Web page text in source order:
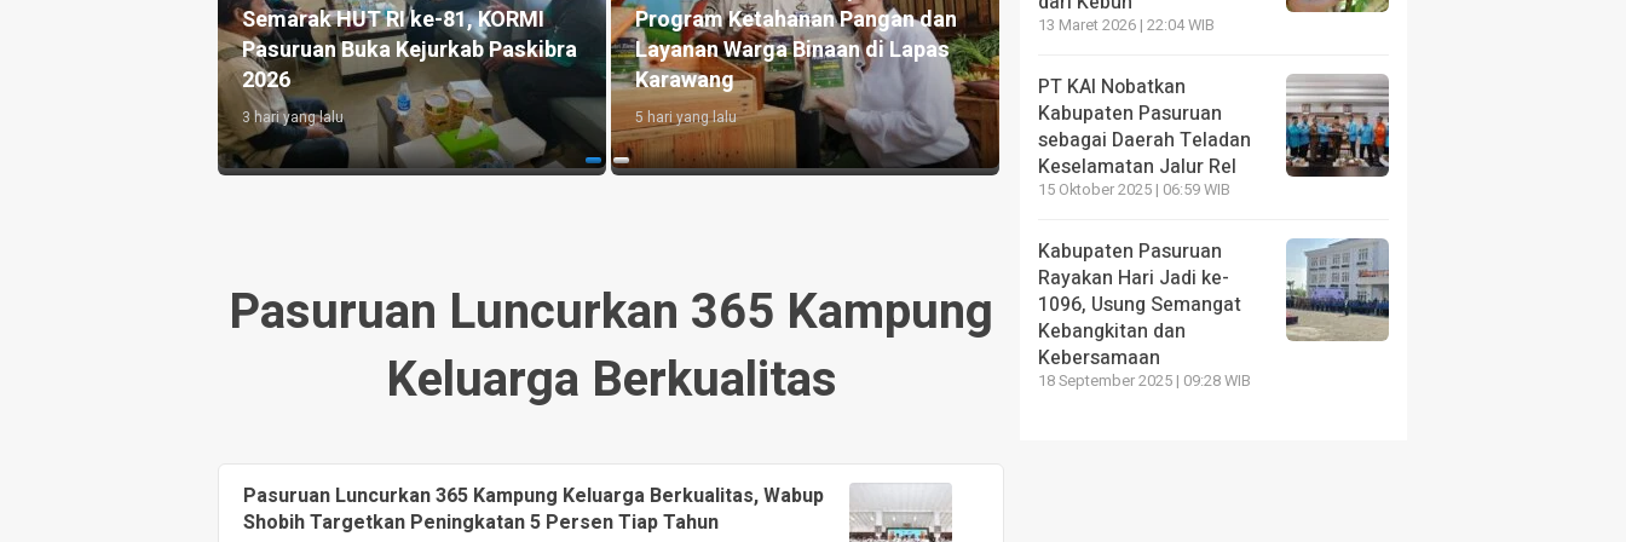
Program Ketahanan Pangan dan
Layanan Warga Binaan di Lapas
Karawang
5 hari yang lalu
Bupati Pasuruan Resmikan Open
House dan MPLS Sekolah Rakyat
Terintegrasi 1
6 hari yang lalu
Kunjungi LASKAR Farm, Kades
Hoho Apresiasi Pembinaan
Kemandirian Warga Binaan
1 minggu yang lalu
Semarak HUT RI ke-81,
2026
3 hari yang lalu
Pasuruan Luncurkan 365 Kampung
Keluarga Berkualitas
Pasuruan Luncurkan 365 Kampung Keluarga Berkualitas, Wabup
Shobih Targetkan Peningkatan 5 Persen Tiap Tahun
13 Maret 2026 | 22:04 WIB
PT KAI Nobatkan
Kabupaten Pasuruan
sebagai Daerah Teladan
Keselamatan Jalur Rel
15 Oktober 2025 | 06:59 WIB
Kabupaten Pasuruan
Rayakan Hari Jadi ke-
1096, Usung Semangat
Kebangkitan dan
Kebersamaan
18 September 2025 | 09:28 WIB